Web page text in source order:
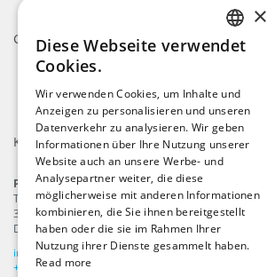
Gütesiegel
Kontakt
ProFlags B.V.
Tilbury 8
3897 AC,Zeewolde
Die Niederlande
info@beachflags.com
+31 (0) 85 401 4648
ENGLISH
GERMAN
FRENCH
×
Diese Webseite verwendet
Cookies.
Wir verwenden Cookies, um Inhalte und
Anzeigen zu personalisieren und unseren
Datenverkehr zu analysieren. Wir geben
Informationen über Ihre Nutzung unserer
Website auch an unsere Werbe- und
Analysepartner weiter, die diese
möglicherweise mit anderen Informationen
kombinieren, die Sie ihnen bereitgestellt
haben oder die sie im Rahmen Ihrer
Nutzung ihrer Dienste gesammelt haben.
Read more